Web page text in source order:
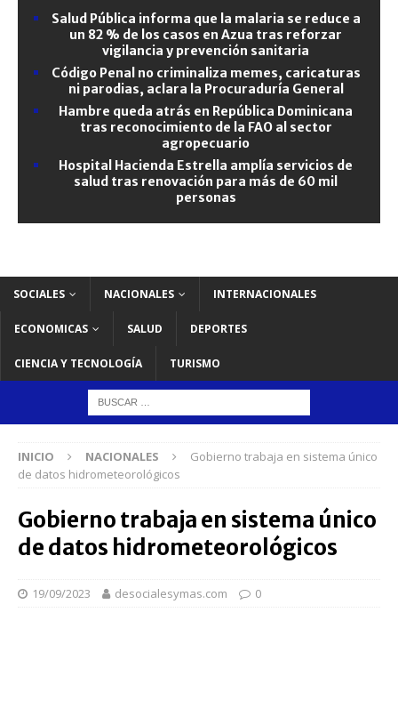
Salud Pública informa que la malaria se reduce a
un 82 % de los casos en Azua tras reforzar
vigilancia y prevención sanitaria
Código Penal no criminaliza memes, caricaturas
ni parodias, aclara la Procuraduría General
Hambre queda atrás en República Dominicana
tras reconocimiento de la FAO al sector
agropecuario
Hospital Hacienda Estrella amplía servicios de
salud tras renovación para más de 60 mil
personas
SOCIALES NACIONALES INTERNACIONALES
ECONOMICAS SALUD DEPORTES
CIENCIA Y TECNOLOGÍA TURISMO
INICIO NACIONALES
Gobierno trabaja en sistema único
de datos hidrometeorológicos
Gobierno trabaja en sistema único
de datos hidrometeorológicos
19/09/2023 desocialesymas.com 0